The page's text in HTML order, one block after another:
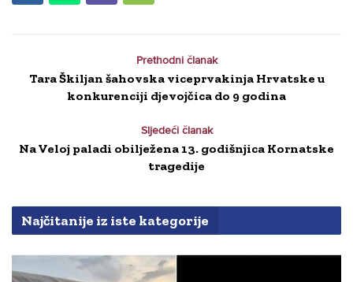
Prethodni članak
Tara Škiljan šahovska viceprvakinja Hrvatske u
konkurenciji djevojčica do 9 godina
Sljedeći članak
Na Veloj paladi obilježena 13. godišnjica Kornatske
tragedije
Najčitanije iz iste kategorije